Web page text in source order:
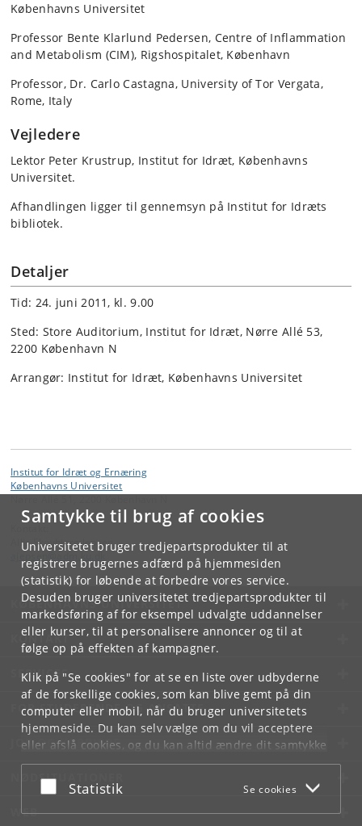
Samtykke til brug af cookies
Universitetet bruger tredjepartsprodukter til at
registrere brugernes adfærd på hjemmesiden
(statistik) for løbende at forbedre vores service.
Desuden bruger universitetet tredjepartsprodukter til
markedsføring af for eksempel udvalgte uddannelser
eller kurser, til at personalisere annoncer og til at
følge op på effekten af kampagner.
Klik på "Se cookies" for at se en liste over udbyderne
af de forskellige cookies, som kan blive gemt på din
computer eller mobil, når du bruger universitetets
hjemmeside. Du kan selv vælge om du vil acceptere
eller afslå cookies, og du kan altid ændre dit samtykke
underCookie- og privatlivspolitiksom du finder i
bunden af hver side.
Acceptér eller afslå
Statistik Se cookies
Københavns Universitet
Professor Bente Klarlund Pedersen, Centre of Inflammation
and Metabolism (CIM), Rigshospitalet, København
Professor, Dr. Carlo Castagna, University of Tor Vergata,
Rome, Italy
Vejledere
Lektor Peter Krustrup, Institut for Idræt, Københavns
Universitet.
Afhandlingen ligger til gennemsyn på Institut for Idræts
bibliotek.
Detaljer
Tid: 24. juni 2011, kl. 9.00
Sted: Store Auditorium, Institut for Idræt, Nørre Allé 53,
2200 København N
Arrangør: Institut for Idræt, Københavns Universitet
Institut for Idræt og Ernæring
Københavns Universitet
Allis Skovbjerg Jepsen
KØBENHAVNS UNIVERSITET
KONTAKT
SERVICES
FOR STUDERENDE OG ANSATTE
JOB OG KARRIERE
NØDSITUATIONER
WEB